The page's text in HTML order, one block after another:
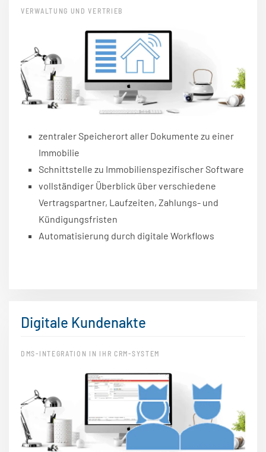
VERWALTUNG UND VERTRIEB
zentraler Speicherort aller Dokumente zu einer
Immobilie
Schnittstelle zu Immobilienspezifischer Software
vollständiger Überblick über verschiedene
Vertragspartner, Laufzeiten, Zahlungs- und
Kündigungsfristen
Automatisierung durch digitale Workflows
Digitale Kundenakte
DMS-INTEGRATION IN IHR CRM-SYSTEM